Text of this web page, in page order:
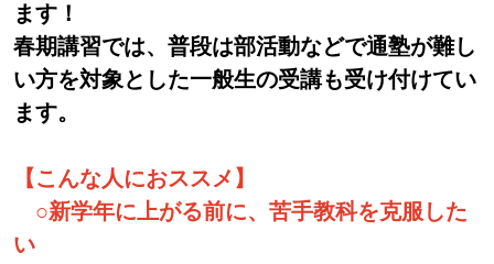
ます！
春期講習では、普段は部活動などで通塾が難し
い方を対象とした一般生の受講も受け付けてい
ます。
【こんな人におススメ】
○新学年に上がる前に、苦手教科を克服した
い